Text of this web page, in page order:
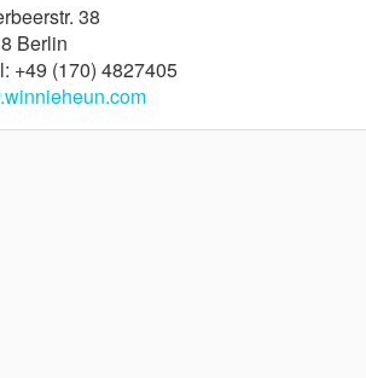
38
Berlin
+49 (170) 4827405